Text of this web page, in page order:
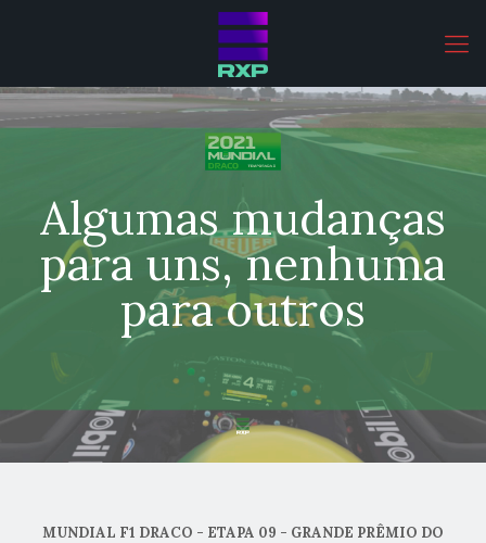
Algumas mudanças
para uns, nenhuma
para outros
MUNDIAL F1 DRACO - ETAPA 09 - GRANDE PRÊMIO DO